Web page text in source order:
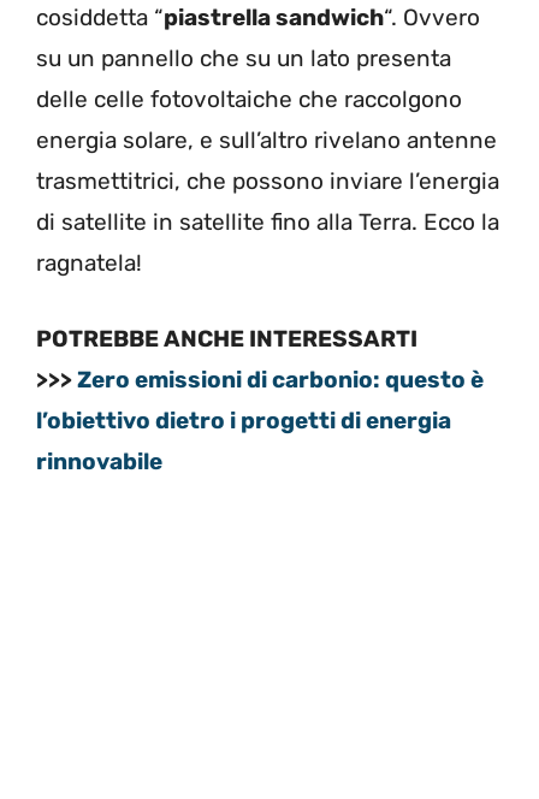
cosiddetta “piastrella sandwich“. Ovvero
su un pannello che su un lato presenta
delle celle fotovoltaiche che raccolgono
energia solare, e sull’altro rivelano antenne
trasmettitrici, che possono inviare l’energia
di satellite in satellite fino alla Terra. Ecco la
ragnatela!
POTREBBE ANCHE INTERESSARTI
>>>Zero emissioni di carbonio: questo è
l’obiettivo dietro i progetti di energia
rinnovabile